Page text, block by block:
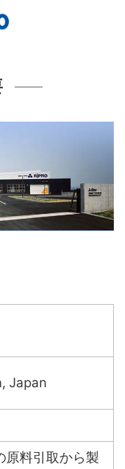
Japan
原料引取から製